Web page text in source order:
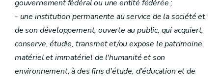
gouvernement fédéral ou une entité fédérée ;
- une institution permanente au service de la société et
de son développement, ouverte au public, qui acquiert,
conserve, étudie, transmet et/ou expose le patrimoine
matériel et immatériel de l'humanité et son
environnement, à des fins d'étude, d'éducation et de